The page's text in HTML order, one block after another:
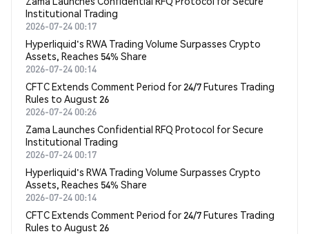
Institutional Trading
2026-07-24 00:17
Hyperliquid's RWA Trading Volume Surpasses Crypto
Assets, Reaches 54% Share
2026-07-24 00:14
CFTC Extends Comment Period for 24/7 Futures Trading
Rules to August 26
2026-07-24 00:26
Zama Launches Confidential RFQ Protocol for Secure
Institutional Trading
2026-07-24 00:17
Hyperliquid's RWA Trading Volume Surpasses Crypto
Assets, Reaches 54% Share
2026-07-24 00:14
CFTC Extends Comment Period for 24/7 Futures Trading
Rules to August 26